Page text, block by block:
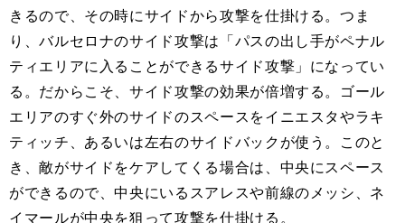
きるので、その時にサイドから攻撃を仕掛ける。つま
り、バルセロナのサイド攻撃は「パスの出し手がペナル
ティエリアに入ることができるサイド攻撃」になってい
る。だからこそ、サイド攻撃の効果が倍増する。ゴール
エリアのすぐ外のサイドのスペースをイニエスタやラキ
ティッチ、あるいは左右のサイドバックが使う。このと
き、敵がサイドをケアしてくる場合は、中央にスペース
ができるので、中央にいるスアレスや前線のメッシ、ネ
イマールが中央を狙って攻撃を仕掛ける。